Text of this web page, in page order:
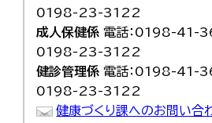
0198-23-3122
成人保健係 電話：0198-41-
0198-23-3122
健診管理係 電話：0198-41-
0198-23-3122
健康づくり課へのお問い合